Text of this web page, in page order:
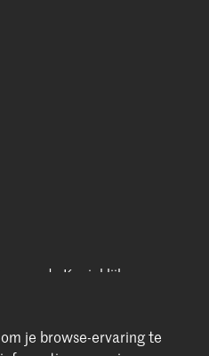
en de Koninklijke
vormen samen
Haag.
je browse-ervaring te